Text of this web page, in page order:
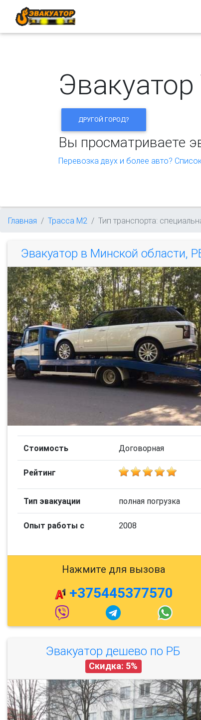
ДРУГОЙ ГОРОД?
Вы просматриваете
Перевозка двух и более авто?
Главная Трасса М2 Тип транспорта:
Эвакуатор в Минской области,
Стоимость Договорная
Рейтинг
Тип эвакуации полная погрузка
Опыт работы с 2008
Нажмите для вызова
+375445377570
Эвакуатор дешево по РБ
Скидка: 5%